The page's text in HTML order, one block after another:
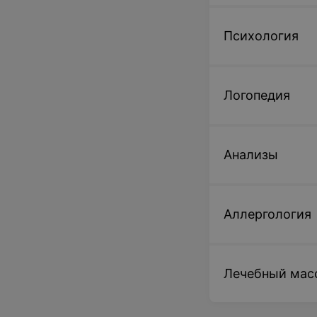
Психология
Логопедия
Анализы
Аллергология
Лечебный